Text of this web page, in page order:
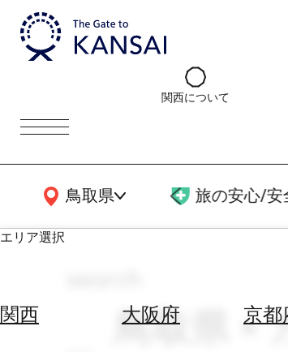
関西について
鳥取県
関西広域MAP 旅の安心/安
エリア選択
関西 大阪府 京都
鳥取県 ×